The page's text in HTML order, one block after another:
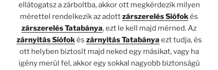
ellátogatsz a zárboltba, akkor ott megkérdezik milyen
mérettel rendelkezik az adottzárszerelés Siófokés
zárszerelés Tatabánya, ezt le kell majd mérned. Az
zárnyitás Siófokés zárnyitás Tatabánya ezt tudja, és
ott helyben biztosít majd neked egy másikat, vagy ha
igény merül fel, akkor egy sokkal nagyobb biztonságú